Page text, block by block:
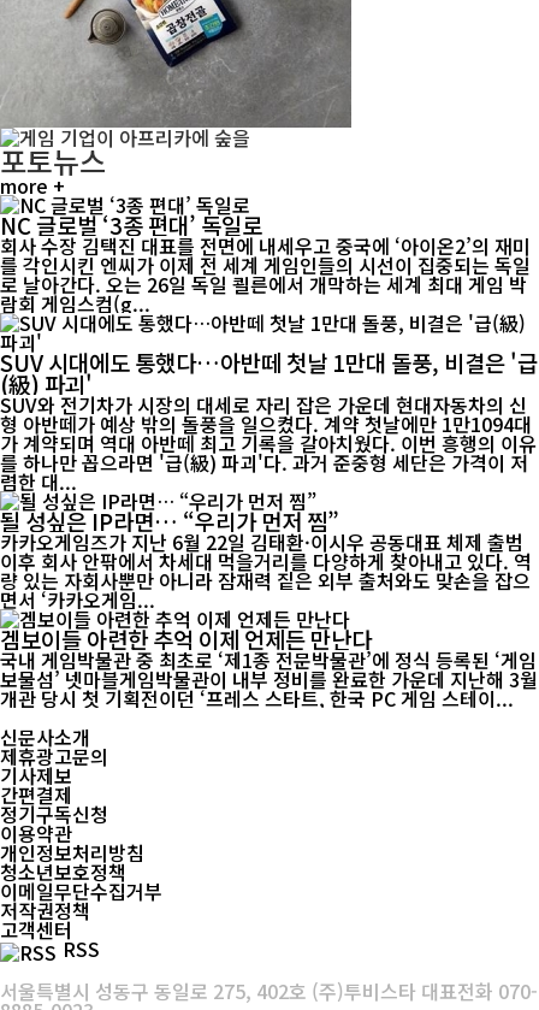
포토뉴스
more +
NC 글로벌 ‘3종 편대’ 독일로
회사 수장 김택진 대표를 전면에 내세우고 중국에 ‘아이온2’의 재미
를 각인시킨 엔씨가 이제 전 세계 게임인들의 시선이 집중되는 독일
로 날아간다. 오는 26일 독일 쾰른에서 개막하는 세계 최대 게임 박
람회 게임스컴(g...
SUV 시대에도 통했다…아반떼 첫날 1만대 돌풍, 비결은 '급
(級) 파괴'
SUV와 전기차가 시장의 대세로 자리 잡은 가운데 현대자동차의 신
형 아반떼가 예상 밖의 돌풍을 일으켰다. 계약 첫날에만 1만1094대
가 계약되며 역대 아반떼 최고 기록을 갈아치웠다. 이번 흥행의 이유
를 하나만 꼽으라면 '급(級) 파괴'다. 과거 준중형 세단은 가격이 저
렴한 대...
될 성싶은 IP라면… “우리가 먼저 찜”
카카오게임즈가 지난 6월 22일 김태환·이시우 공동대표 체제 출범
이후 회사 안팎에서 차세대 먹을거리를 다양하게 찾아내고 있다. 역
량 있는 자회사뿐만 아니라 잠재력 짙은 외부 출처와도 맞손을 잡으
면서 ‘카카오게임...
겜보이들 아련한 추억 이제 언제든 만난다
국내 게임박물관 중 최초로 ‘제1종 전문박물관’에 정식 등록된 ‘게임
보물섬’ 넷마블게임박물관이 내부 정비를 완료한 가운데 지난해 3월
개관 당시 첫 기획전이던 ‘프레스 스타트, 한국 PC 게임 스테이...
신문사소개
제휴광고문의
기사제보
간편결제
정기구독신청
이용약관
개인정보처리방침
청소년보호정책
이메일무단수집거부
저작권정책
고객센터
RSS
서울특별시 성동구 동일로 275, 402호 (주)투비스타 대표전화 070-